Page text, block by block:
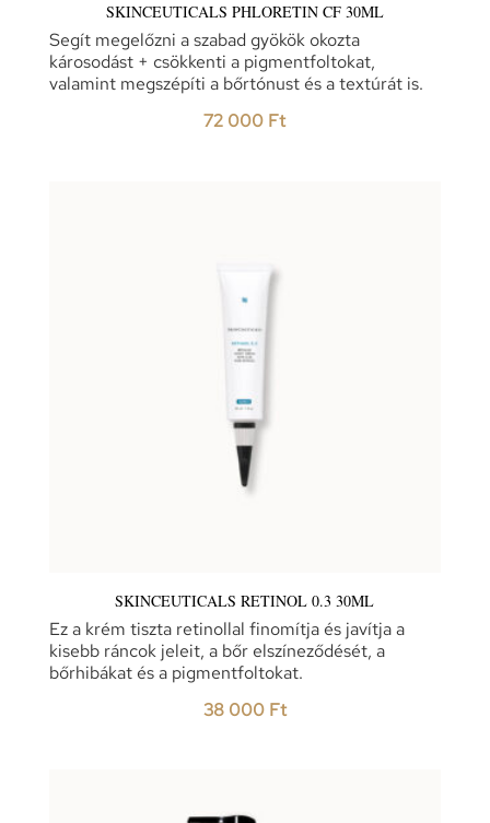
SKINCEUTICALS PHLORETIN CF 30ML
Segít megelőzni a szabad gyökök okozta
károsodást + csökkenti a pigmentfoltokat,
valamint megszépíti a bőrtónust és a textúrát is.
72 000 Ft
SKINCEUTICALS RETINOL 0.3 30ML
Ez a krém tiszta retinollal finomítja és javítja a
kisebb ráncok jeleit, a bőr elszíneződését, a
bőrhibákat és a pigmentfoltokat.
38 000 Ft